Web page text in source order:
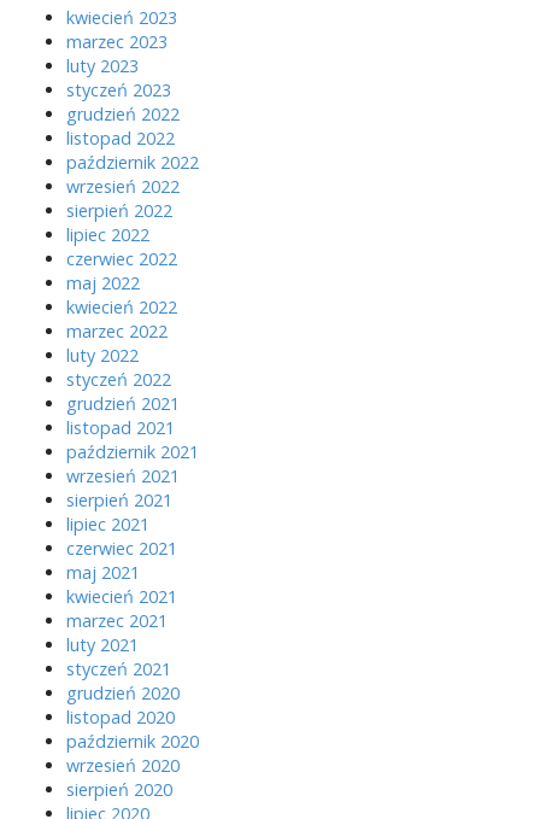
kwiecień 2023
marzec 2023
luty 2023
styczeń 2023
grudzień 2022
listopad 2022
październik 2022
wrzesień 2022
sierpień 2022
lipiec 2022
czerwiec 2022
maj 2022
kwiecień 2022
marzec 2022
luty 2022
styczeń 2022
grudzień 2021
listopad 2021
październik 2021
wrzesień 2021
sierpień 2021
lipiec 2021
czerwiec 2021
maj 2021
kwiecień 2021
marzec 2021
luty 2021
styczeń 2021
grudzień 2020
listopad 2020
październik 2020
wrzesień 2020
sierpień 2020
lipiec 2020